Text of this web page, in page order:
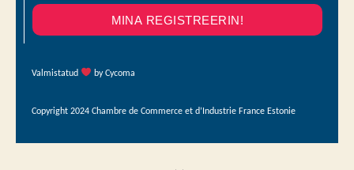
MINA REGISTREERIN!
Valmistatud by Cycoma
Copyright 2024 Chambre de Commerce et d’Industrie France Estonie